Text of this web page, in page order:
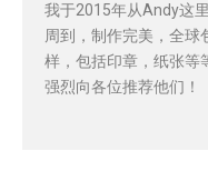
我于2015年从Andy这
周到，制作完美，全
样，包括印章，纸张等
强烈向各位推荐他们！